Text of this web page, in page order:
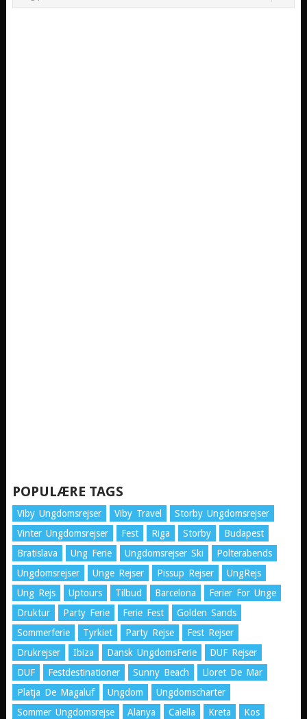
POPULÆRE TAGS
Viby Ungdomsrejser Viby Travel
Storby Ungdomsrejser
Vinter Ungdomsrejser
Fest Riga Storby
Budapest
Bratislava
Ung Ferie Ungdomsrejser Ski
Polterabends
Ungdomsrejser
Unge Rejser Pissup Rejser
UngRejs
Ung Rejs
Uptours Tilbud Barcelona
Ferier For Unge
Druktur
Party Ferie Ferie Fest
Golden Sands
Sommerferie
Tyrkiet Party Rejse
Fest Rejser
Drukrejser
Ibiza Dansk UngdomsFerie
DUF Rejser
DUF
Festdestinationer Sunny Beach
Lloret De Mar
Platja De Magaluf
Ungdom
Ungdomscharter
Sommer Ungdomsrejse
Alanya Calella Kreta
Kos